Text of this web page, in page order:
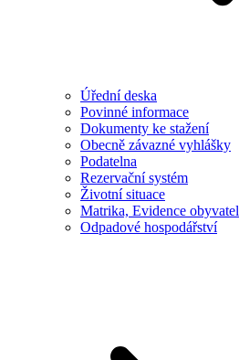
Úřední deska
Povinné informace
Dokumenty ke stažení
Obecně závazné vyhlášky
Podatelna
Rezervační systém
Životní situace
Matrika, Evidence obyvatel
Odpadové hospodářství